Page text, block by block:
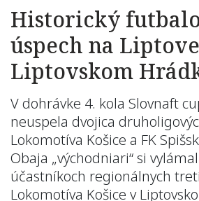
Historický
úspech na
Liptovskom
V dohrávke 4. kola Slovnaft
neuspela dvojica
Lokomotíva Košice a FK
Obaja „východniari“ si
účastníkoch regionálnych
Lokomotíva Košice v